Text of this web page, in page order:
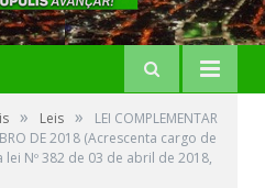
» Leis »
LEI COMPLEMENTAR
DE 2018 (Acrescenta cargo de
Nº 382 de 03 de abril de 2018,